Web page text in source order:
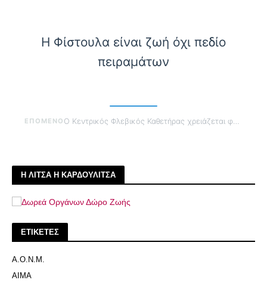
Η Φίστουλα είναι ζωή όχι πεδίο
πειραμάτων
ΕΠΟΜΕΝΟ Ο Κεντρικός Φλεβικός Καθετήρας χρειάζεται φροντίδα όχι συνήθεια
Η ΛΙΤΣΑ Η ΚΑΡΔΟΥΛΙΤΣΑ
ΕΤΙΚΕΤΕΣ
Α.Ο.Ν.Μ.
ΑΙΜΑ